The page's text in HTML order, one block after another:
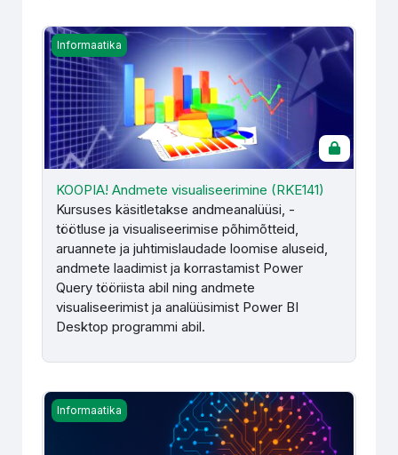
KOOPIA! Andmete visualiseerimine (RKE141)
Informaatika
KOOPIA! Andmete visualiseerimine (RKE141)
Kursuses käsitletakse andmeanalüüsi, -
töötluse ja visualiseerimise põhimõtteid,
aruannete ja juhtimislaudade loomise aluseid,
andmete laadimist ja korrastamist Power
Query tööriista abil ning andmete
visualiseerimist ja analüüsimist Power BI
Desktop programmi abil.
Loova tehisintellekti tööriistade kasutamine õppetöös
Informaatika